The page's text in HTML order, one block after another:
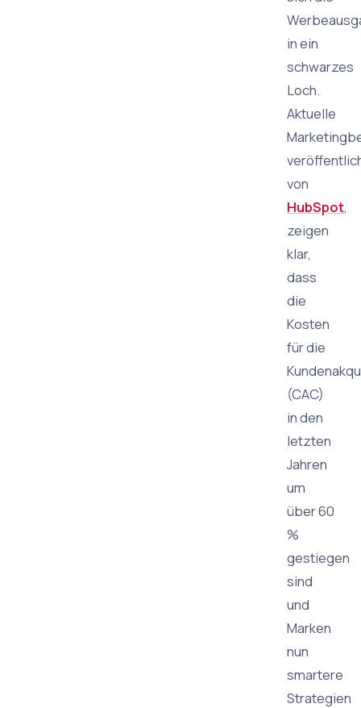
in ein
schwarzes
Loch.
Aktuelle
von
HubSpot,
zeigen
klar,
dass
die
Kosten
für die
(CAC)
in den
letzten
Jahren
um
über 60
%
gestiegen
sind
und
Marken
nun
smartere
Strategien